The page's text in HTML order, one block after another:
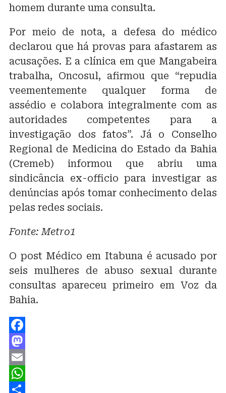
homem durante uma consulta.
Por meio de nota, a defesa do médico
declarou que há provas para afastarem as
acusações. E a clínica em que Mangabeira
trabalha, Oncosul, afirmou que “repudia
veementemente qualquer forma de
assédio e colabora integralmente com as
autoridades competentes para a
investigação dos fatos”. Já o Conselho
Regional de Medicina do Estado da Bahia
(Cremeb) informou que abriu uma
sindicância ex-officio para investigar as
denúncias após tomar conhecimento delas
pelas redes sociais.
Fonte: Metro1
O post Médico em Itabuna é acusado por
seis mulheres de abuso sexual durante
consultas apareceu primeiro em Voz da
Bahia.
Facebook
Mastodon
Email
WhatsApp